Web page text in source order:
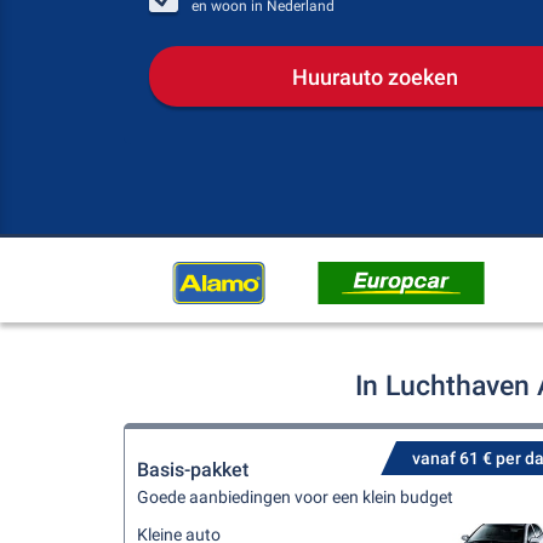
en woon in Nederland
Huurauto zoeken
In Luchthaven
vanaf 61 € per
Basis-pakket
Goede aanbiedingen voor een klein budget
Kleine auto